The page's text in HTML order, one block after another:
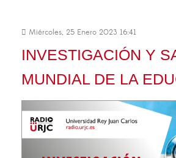
Miércoles, 25 Enero 2023 16:41
INVESTIGACIÓN Y
MUNDIAL DE LA